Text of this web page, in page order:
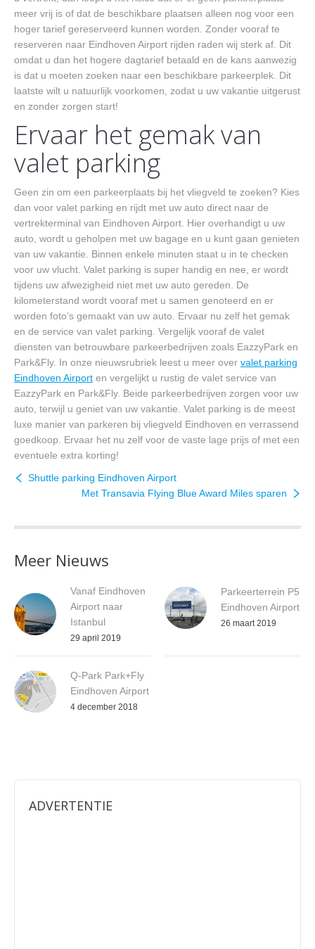
meer vrij is of dat de beschikbare plaatsen alleen nog voor een
hoger tarief gereserveerd kunnen worden. Zonder vooraf te
reserveren naar Eindhoven Airport rijden raden wij sterk af. Dit
omdat u dan het hogere dagtarief betaald en de kans aanwezig
is dat u moeten zoeken naar een beschikbare parkeerplek. Dit
laatste wilt u natuurlijk voorkomen, zodat u uw vakantie uitgerust
en zonder zorgen start!
Ervaar het gemak van
valet parking
Geen zin om een parkeerplaats bij het vliegveld te zoeken? Kies
dan voor valet parking en rijdt met uw auto direct naar de
vertrekterminal van Eindhoven Airport. Hier overhandigt u uw
auto, wordt u geholpen met uw bagage en u kunt gaan genieten
van uw vakantie. Binnen enkele minuten staat u in te checken
voor uw vlucht. Valet parking is super handig en nee, er wordt
tijdens uw afwezigheid niet met uw auto gereden. De
kilometerstand wordt vooraf met u samen genoteerd en er
worden foto’s gemaakt van uw auto. Ervaar nu zelf het gemak
en de service van valet parking. Vergelijk vooraf de valet
diensten van betrouwbare parkeerbedrijven zoals EazzyPark en
Park&Fly. In onze nieuwsrubriek leest u meer over valet parking
Eindhoven Airport en vergelijkt u rustig de valet service van
EazzyPark en Park&Fly. Beide parkeerbedrijven zorgen voor uw
auto, terwijl u geniet van uw vakantie. Valet parking is de meest
luxe manier van parkeren bij vliegveld Eindhoven en verrassend
goedkoop. Ervaar het nu zelf voor de vaste lage prijs of met een
eventuele extra korting!
Shuttle parking Eindhoven Airport
Met Transavia Flying Blue Award Miles sparen
Meer Nieuws
Vanaf Eindhoven
Airport naar
Istanbul
29 april 2019
Parkeerterrein P5
Eindhoven Airport
26 maart 2019
Q-Park Park+Fly
Eindhoven Airport
4 december 2018
ADVERTENTIE